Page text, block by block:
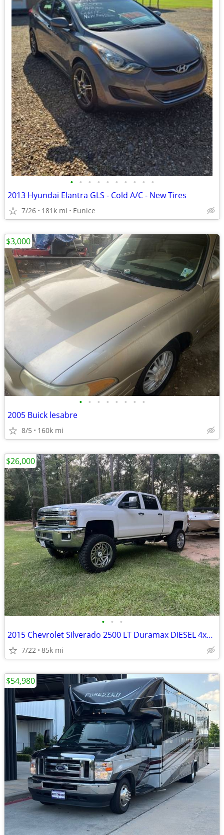
• • • • • • • • • •
2013 Hyundai Elantra GLS - Cold A/C - New Tires
7/26 181k mi Eunice
• • • • • • • •
2005 Buick lesabre
8/5 160k mi
$3,000
• • •
2015 Chevrolet Silverado 2500 LT Duramax DIESEL 4x4 84,500 miles
7/22 85k mi
$26,000
$54,980